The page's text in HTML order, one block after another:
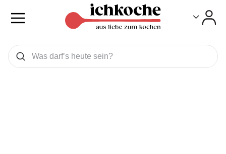
Was wollen Sie suchen
Suchen